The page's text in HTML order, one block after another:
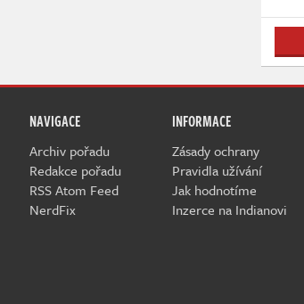
NAVIGACE
Archiv pořadu
Redakce pořadu
RSS Atom Feed
NerdFix
INFORMACE
Zásady ochrany
Pravidla užívání
Jak hodnotíme
Inzerce na Indianovi